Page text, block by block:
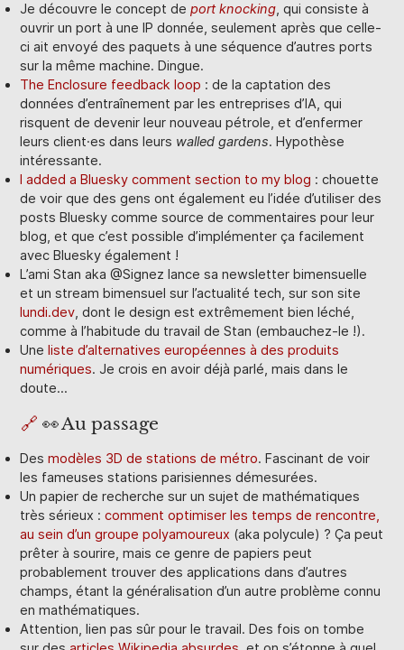
Je découvre le concept deport knocking, qui consiste à
ouvrir un port à une IP donnée, seulement après que celle-
ci ait envoyé des paquets à une séquence d’autres ports
sur la même machine. Dingue.
The Enclosure feedback loop : de la captation des
données d’entraînement par les entreprises d’IA, qui
risquent de devenir leur nouveau pétrole, et d’enfermer
leurs client·es dans leurs walled gardens. Hypothèse
intéressante.
I added a Bluesky comment section to my blog : chouette
de voir que des gens ont également eu l’idée d’utiliser des
posts Bluesky comme source de commentaires pour leur
blog, et que c’est possible d’implémenter ça facilement
avec Bluesky également !
L’ami Stan aka @Signez lance sa newsletter bimensuelle
et un stream bimensuel sur l’actualité tech, sur son site
lundi.dev, dont le design est extrêmement bien léché,
comme à l’habitude du travail de Stan (embauchez-le !).
Uneliste d’alternatives européennes à des produits
numériques. Je crois en avoir déjà parlé, mais dans le
doute…
🔗 👀 Au passage
Desmodèles 3D de stations de métro. Fascinant de voir
les fameuses stations parisiennes démesurées.
Un papier de recherche sur un sujet de mathématiques
très sérieux :comment optimiser les temps de rencontre,
au sein d’un groupe polyamoureux (aka polycule) ? Ça peut
prêter à sourire, mais ce genre de papiers peut
probablement trouver des applications dans d’autres
champs, étant la généralisation d’un autre problème connu
en mathématiques.
Attention, lien pas sûr pour le travail. Des fois on tombe